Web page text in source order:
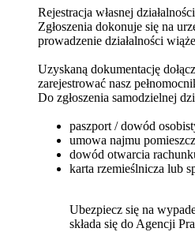
Rejestracja własnej
Zgłoszenia dokonuje się na
prowadzenie działalności
Uzyskaną dokumentację
zarejestrować nasz
Do zgłoszenia samodzielnej
paszport / dowód
umowa najmu
dowód otwarcia
karta rzemieślnicza lub
Ubezpiecz się na
składa się do Agencji